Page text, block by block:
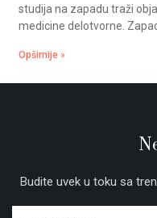
studija na zapadu traži
medicine delotvorne.
Opširnije »
Budite uvek u toku sa